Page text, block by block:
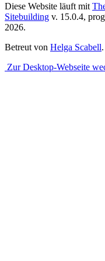
Diese Website läuft mit
Sitebuilding v. 15.0.4,
2026.
Betreut von Helga Scabell
Zur Desktop-Webseite